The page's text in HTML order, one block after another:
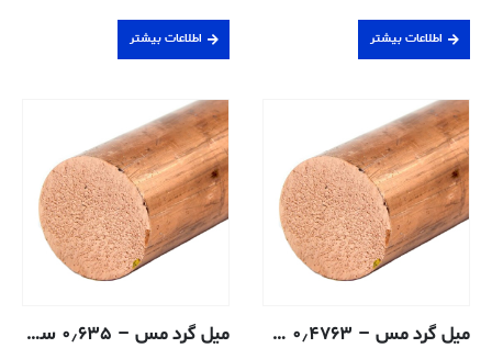
اطلاعات بیشتر اطلاعات بیشتر
میل گرد مس – ۰٫۴۷۶۳ سانتی متر – ۱۴۵-H02 میل گرد مس – ۰٫۶۳۵ سانتی متر – ۱۰۱-H04